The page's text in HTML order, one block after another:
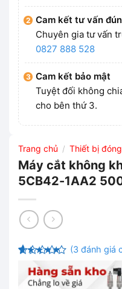
Cam kết tư vấn
Chuyên gia tư vấn
0827 888 528
Cam kết bảo mật
Tuyệt đối không
cho bên thứ 3.
Trang chủ / Thiết bị
Máy cắt không
5CB42-1AA2
4.33trên
5 dựa
trênđánh
(3 đánh giá